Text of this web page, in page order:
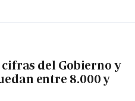
del Gobierno y
entre 8.000 y